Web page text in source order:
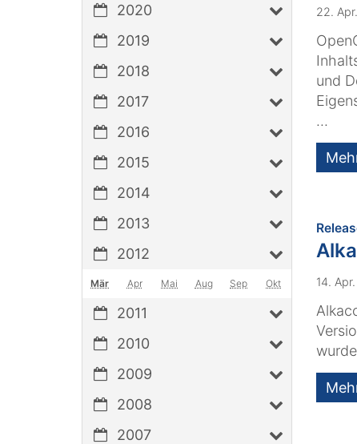
22.
und
...
14.
2020
2019
2018
2017
2016
2015
2014
2013
2012
Mär Apr Mai Aug Sep Okt
2011
2010
2009
2008
2007